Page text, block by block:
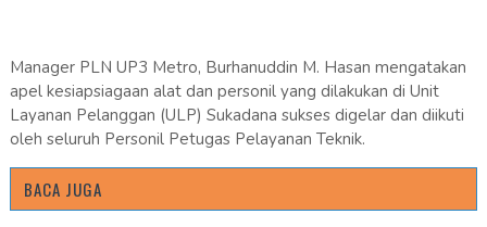
Manager PLN UP3 Metro, Burhanuddin M. Hasan mengatakan
apel kesiapsiagaan alat dan personil yang dilakukan di Unit
Layanan Pelanggan (ULP) Sukadana sukses digelar dan diikuti
oleh seluruh Personil Petugas Pelayanan Teknik.
BACA JUGA